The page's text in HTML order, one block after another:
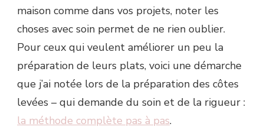
maison comme dans vos projets, noter les
choses avec soin permet de ne rien oublier.
Pour ceux qui veulent améliorer un peu la
préparation de leurs plats, voici une démarche
que j’ai notée lors de la préparation des côtes
levées – qui demande du soin et de la rigueur :
la méthode complète pas à pas.